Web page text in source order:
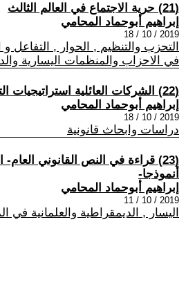
(21) حرية الاجتماع في العالم الثالث
إبراهيم أبوحماد المحامي
2019 / 10 / 18
التحزب والتنظيم , الحوار , التفاعل
في الاحزاب والمنظمات اليسارية
(22) الشركات العائلية استراتيجيات التعاون والصراع
إبراهيم أبوحماد المحامي
2019 / 10 / 18
دراسات وابحاث قانونية
(23) قراءة في النص القانوني العام-
أنموذجا-
إبراهيم أبوحماد المحامي
2019 / 10 / 11
اليسار , الديمقراطية والعلمانية في